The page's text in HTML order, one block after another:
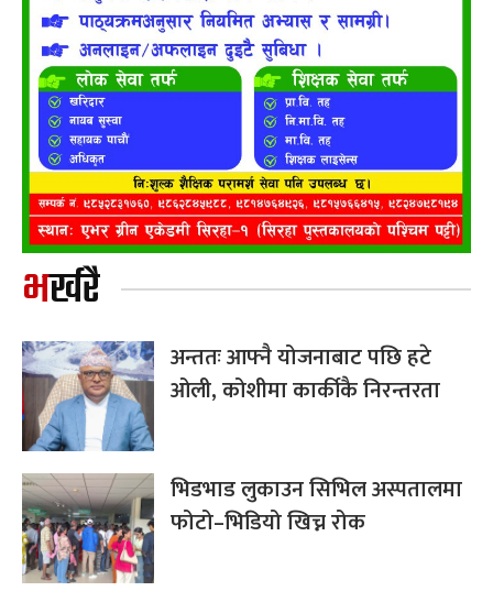
भर्खरै
अन्ततः आफ्नै योजनाबाट पछि हटे
ओली, कोशीमा कार्कीकै निरन्तरता
भिडभाड लुकाउन सिभिल अस्पतालमा
फोटो–भिडियो खिच्न रोक